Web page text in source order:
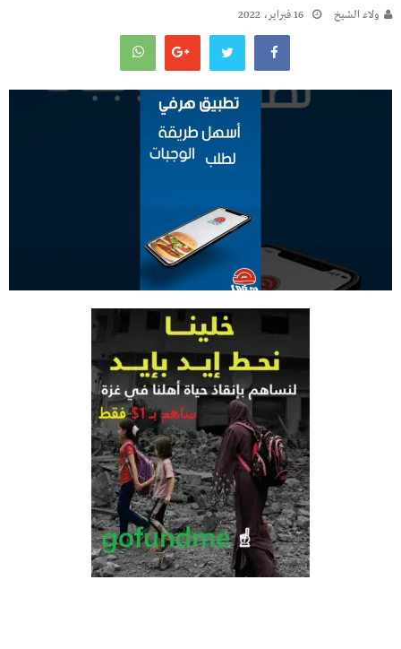
ولاء الشيخ 16 فبراير، 2022